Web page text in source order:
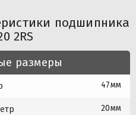
подшипника
2RS
размеры
47мм
20мм